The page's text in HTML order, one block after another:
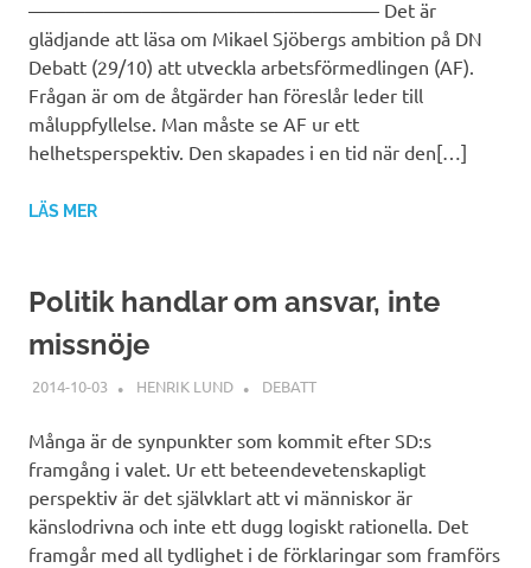
——————————————————– Det är
glädjande att läsa om Mikael Sjöbergs ambition på DN
Debatt (29/10) att utveckla arbetsförmedlingen (AF).
Frågan är om de åtgärder han föreslår leder till
måluppfyllelse. Man måste se AF ur ett
helhetsperspektiv. Den skapades i en tid när den[…]
LÄS MER
Politik handlar om ansvar, inte
missnöje
2014-10-03 HENRIK LUND DEBATT
Många är de synpunkter som kommit efter SD:s
framgång i valet. Ur ett beteendevetenskapligt
perspektiv är det självklart att vi människor är
känslodrivna och inte ett dugg logiskt rationella. Det
framgår med all tydlighet i de förklaringar som framförs